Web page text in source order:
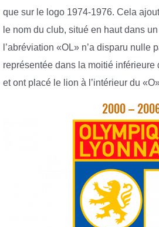
que sur le logo 1974-1976. Cela
le nom du club, situé en haut dans
l’abréviation «OL» n’a disparu nulle
représentée dans la moitié inférieure
et ont placé le lion à l’intérieur du
2000 –